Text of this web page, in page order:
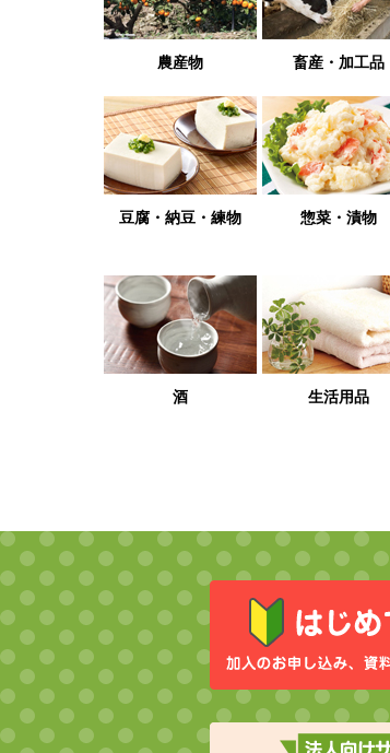
農産物 畜産・加工品
豆腐・納豆・練物 惣菜・漬物
酒 生活用品